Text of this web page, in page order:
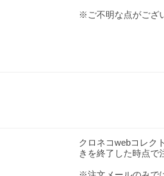
※ご不明な点がござ
クロネコwebコレク
きを終了した時点で